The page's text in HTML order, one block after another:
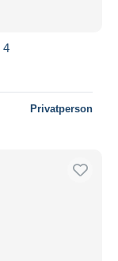
4
Privatperson